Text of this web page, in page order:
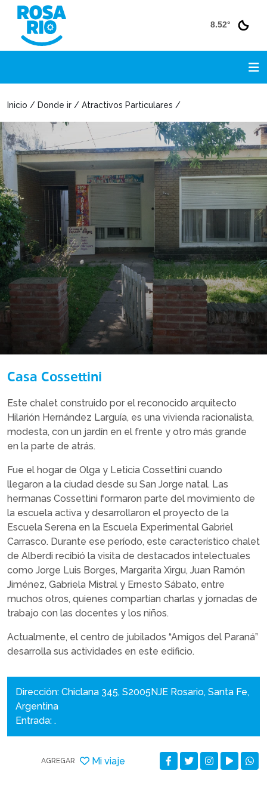
8.52°
Inicio / Donde ir / Atractivos Particulares /
Casa Cossettini
Este chalet construido por el reconocido arquitecto
Hilarión Hernández Larguía, es una vivienda racionalista,
modesta, con un jardín en el frente y otro más grande
en la parte de atrás.
Fue el hogar de Olga y Leticia Cossettini cuando
llegaron a la ciudad desde su San Jorge natal. Las
hermanas Cossettini formaron parte del movimiento de
la escuela activa y desarrollaron el proyecto de la
Escuela Serena en la Escuela Experimental Gabriel
Carrasco. Durante ese período, este característico chalet
de Alberdi recibió la visita de destacados intelectuales
como Jorge Luis Borges, Margarita Xirgu, Juan Ramón
Jiménez, Gabriela Mistral y Ernesto Sábato, entre
muchos otros, quienes compartían charlas y jornadas de
trabajo con las docentes y los niños.
Actualmente, el centro de jubilados “Amigos del Paraná”
desarrolla sus actividades en este edificio.
Dirección: Chiclana 345, S2005NJE Rosario, Santa Fe,
Argentina
Entrada: .
AGREGAR Mi viaje